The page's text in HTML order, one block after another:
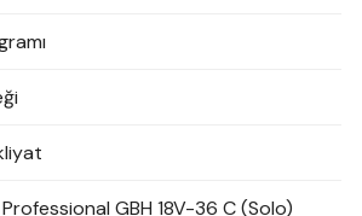
GBH 18V-36 C (Solo)